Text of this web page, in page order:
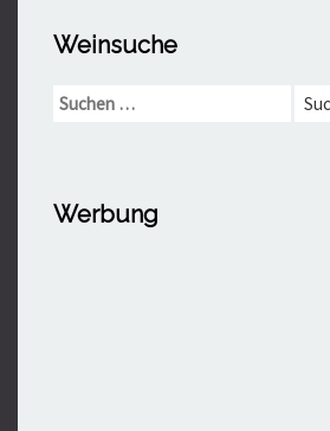
Weinsuche
Suchen
Werbung